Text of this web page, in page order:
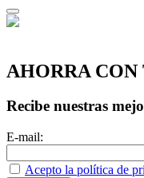
AHORRA
Recibe nuestras
E-mail:
Acepto la política de